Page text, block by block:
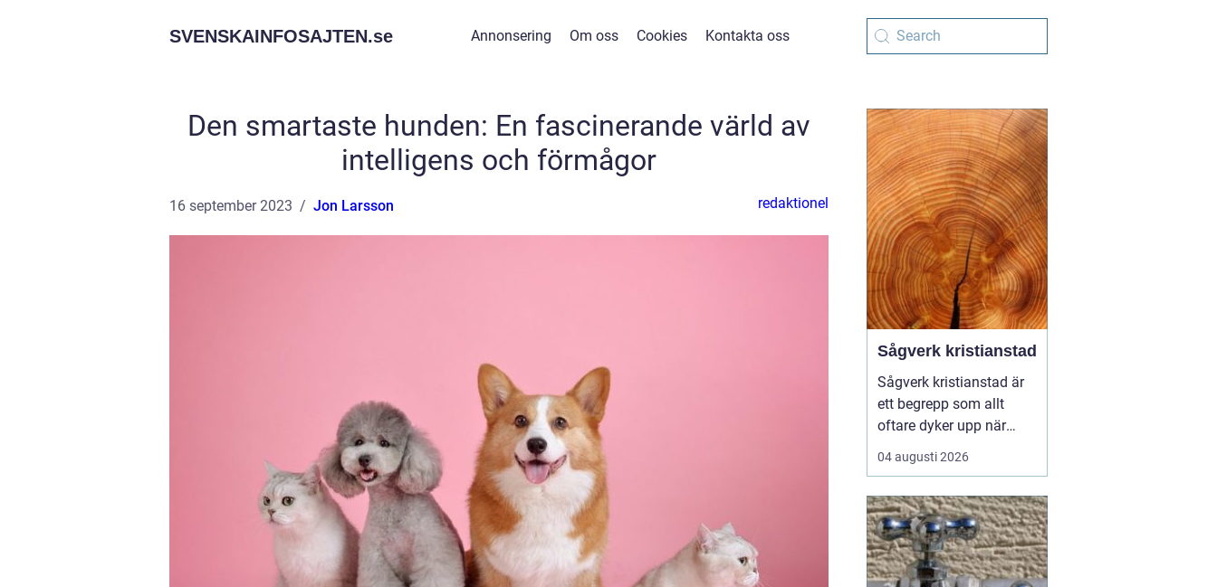
SVENSKAINFOSAJTEN.se Annonsering Om oss Cookies Kontakta oss
Den smartaste hunden: En fascinerande värld av
intelligens och förmågor
16 september 2023 Jon Larsson redaktionel
Sågverk kristianstad
Sågverk kristianstad är
ett begrepp som allt
oftare dyker upp när
husbyggare, snickare
och markägare söker
trävaror i nordöstra
skåne. Områdets långa
tradition av skogsbruk
och hantverk har skapat
04 augusti 2026